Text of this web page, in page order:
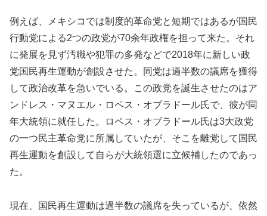
例えば、メキシコでは制度的革命党と短期ではあるが国民
行動党による2つの政党が70余年政権を担って来た。それ
に発展を見ず汚職や犯罪の多発などで2018年に新しい政
党国民再生運動が創設させた。同党は過半数の議席を獲得
して政治改革を急いでいる。この政党を誕生させたのはア
ンドレス・マヌエル・ロペス・オブラドール氏で、彼が同
年大統領に就任した。ロペス・オブラドール氏は3大政党
の一つ民主革命党に所属していたが、そこを離党して国民
再生運動を創設して自らが大統領選に立候補したのであっ
た。
現在、国民再生運動は過半数の議席を失っているが、依然